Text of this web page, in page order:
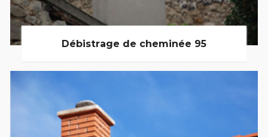
Débistrage de cheminée 95